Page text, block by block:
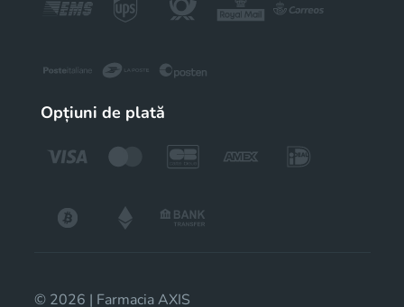
Opțiuni de plată
© 2026 | Farmacia AXIS